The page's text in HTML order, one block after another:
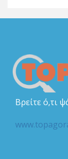
Βρείτε ό,τι